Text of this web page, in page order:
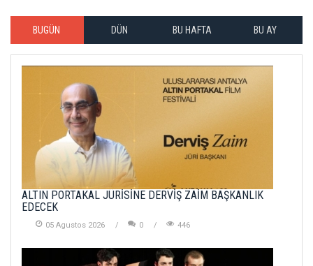
BUGÜN DÜN BU HAFTA BU AY
ALTIN PORTAKAL JÜRİSİNE DERVİŞ ZAİM BAŞKANLIK
EDECEK
05 Agustos 2026 0 446